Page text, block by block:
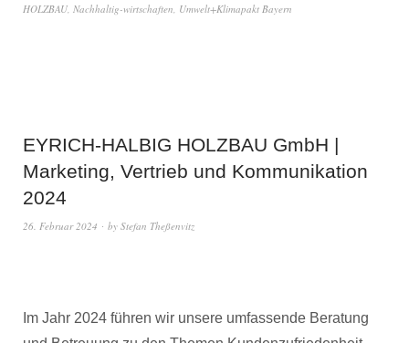
HOLZBAU, Nachhaltig-wirtschaften, Umwelt+Klimapakt Bayern
EYRICH-HALBIG HOLZBAU GmbH |
Marketing, Vertrieb und Kommunikation
2024
26. Februar 2024 by Stefan Theßenvitz
Im Jahr 2024 führen wir unsere umfassende Beratung